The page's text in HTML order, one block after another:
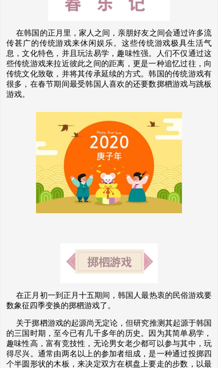
在韩国的正月里，家人之间，亲朋好友之间会通过许多流
传甚广的传统游戏来休闲娱乐。这些传统游戏极具生活气
息，文化特色，并且玩法易学，趣味性强。人们不仅通过这
些传统游戏来拉近彼此之间的距离，更是一种追忆过往，向
传统文化致敬，并将其传承延续的方式。韩国的传统游戏有
很多，在春节期间最受韩国人喜欢的还要数掷柶游戏与跳板
游戏。
在正月初一到正月十五期间，韩国人最热衷的民俗游戏要
数象征四季变换的掷柶游戏了。
关于掷柶游戏的起源尚无定论，但研究推测其起源于韩国
的三国时期，至今已有几千多年的历史。因为其简单易学，
趣味性高，富有竞技性，无论男女老少都可以参与其中，玩
得尽兴。通常由两名以上的参加者组成，是一种通过投掷四
个半圆形状的木板，来决定双方在棋盘上要走的步数，以最